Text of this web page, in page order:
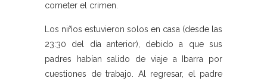
cometer el crimen.
Los niños estuvieron solos en casa (desde las
23:30 del día anterior), debido a que sus
padres habían salido de viaje a Ibarra por
cuestiones de trabajo. Al regresar, el padre